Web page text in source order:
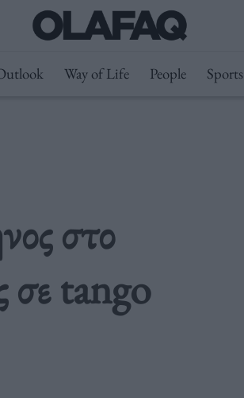
Way of Life People Sports
στο
σε tango